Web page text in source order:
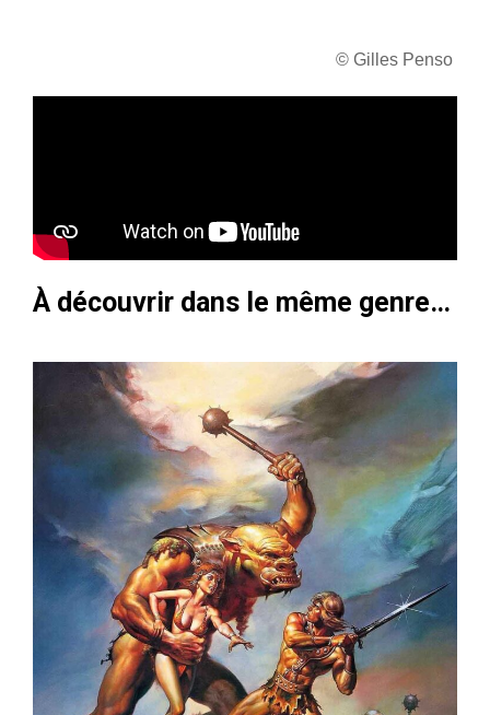
© Gilles Penso
À découvrir dans le même genre…